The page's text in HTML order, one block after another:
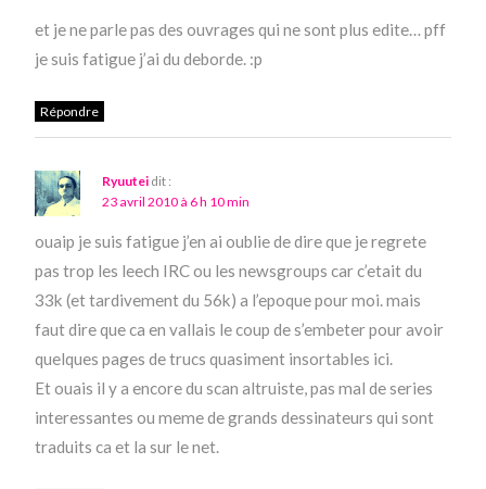
et je ne parle pas des ouvrages qui ne sont plus edite… pff
je suis fatigue j’ai du deborde. :p
Répondre
Ryuutei dit :
23 avril 2010 à 6 h 10 min
ouaip je suis fatigue j’en ai oublie de dire que je regrete
pas trop les leech IRC ou les newsgroups car c’etait du
33k (et tardivement du 56k) a l’epoque pour moi. mais
faut dire que ca en vallais le coup de s’embeter pour avoir
quelques pages de trucs quasiment insortables ici.
Et ouais il y a encore du scan altruiste, pas mal de series
interessantes ou meme de grands dessinateurs qui sont
traduits ca et la sur le net.